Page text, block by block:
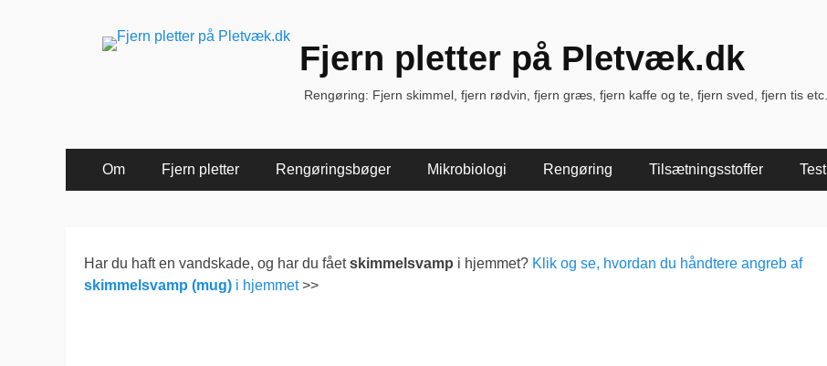
Fjern pletter på Pletvæk.dk
Rengøring: Fjern skimmel, fjern rødvin, fjern græs, fjern kaffe og te, fjern sved, fjern tis etc.
Primær
Menu
Om Fjern pletter Rengøringsbøger Mikrobiologi Rengøring Tilsætningsstoffer Test
Har du haft en vandskade, og har du fåetskimmelsvamp i hjemmet? Klik og se, hvordan du håndtere angreb af
skimmelsvamp (mug) i hjemmet>>